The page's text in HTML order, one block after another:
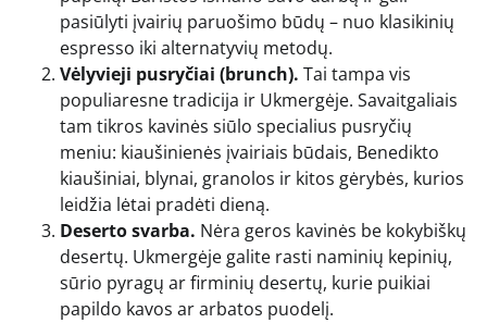
pasiūlyti įvairių paruošimo būdų – nuo klasikinių
espresso iki alternatyvių metodų.
Vėlyvieji pusryčiai (brunch). Tai tampa vis
populiaresne tradicija ir Ukmergėje. Savaitgaliais
tam tikros kavinės siūlo specialius pusryčių
meniu: kiaušinienės įvairiais būdais, Benedikto
kiaušiniai, blynai, granolos ir kitos gėrybės, kurios
leidžia lėtai pradėti dieną.
Deserto svarba. Nėra geros kavinės be kokybiškų
desertų. Ukmergėje galite rasti naminių kepinių,
sūrio pyragų ar firminių desertų, kurie puikiai
papildo kavos ar arbatos puodelį.